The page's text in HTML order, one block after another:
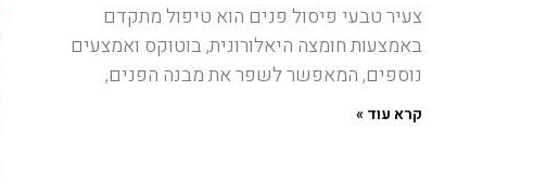
צעיר טבעי פיסול פנים הוא טיפול מתקדם
באמצעות חומצה היאלורונית, בוטוקס ואמצעים
נוספים, המאפשר לשפר את מבנה הפנים,
קרא עוד »